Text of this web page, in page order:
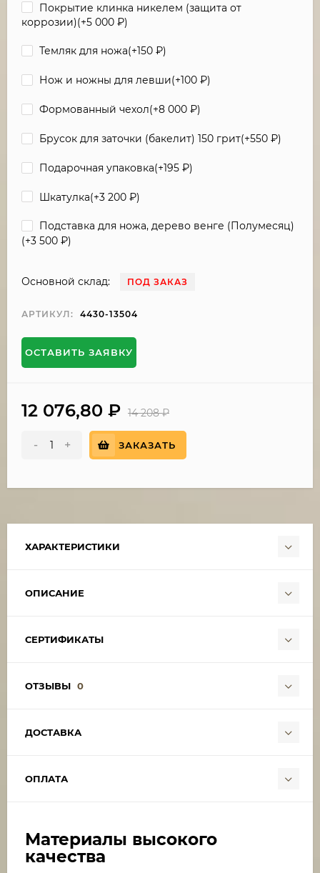
Покрытие клинка никелем (защита от
коррозии)(+5 000 ₽)
Темляк для ножа(+150 ₽)
Нож и ножны для левши(+100 ₽)
Формованный чехол(+8 000 ₽)
Брусок для заточки (бакелит) 150 грит(+550 ₽)
Подарочная упаковка(+195 ₽)
Шкатулка(+3 200 ₽)
Подставка для ножа, дерево венге (Полумесяц)
(+3 500 ₽)
Основной склад: ПОД ЗАКАЗ
АРТИКУЛ: 4430-13504
ОСТАВИТЬ ЗАЯВКУ
12 076,80 ₽ 14 208₽
- + ЗАКАЗАТЬ
ХАРАКТЕРИСТИКИ
ОПИСАНИЕ
СЕРТИФИКАТЫ
ОТЗЫВЫ 0
ДОСТАВКА
ОПЛАТА
Материалы высокого
качества